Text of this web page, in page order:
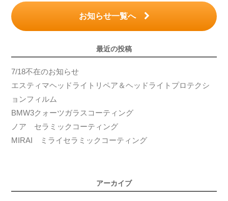
お知らせ一覧へ
最近の投稿
7/18不在のお知らせ
エスティマヘッドライトリペア＆ヘッドライトプロテクシ
ョンフィルム
BMW3クォーツガラスコーティング
ノア セラミックコーティング
MIRAI ミライセラミックコーティング
アーカイブ